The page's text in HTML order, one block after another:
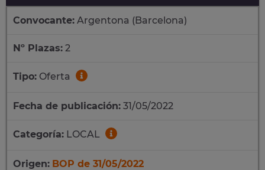
Convocante: Argentona (Barcelona)
Nº Plazas: 2
Tipo: Oferta
Fecha de publicación: 31/05/2022
Categoría: LOCAL
Origen: BOP de 31/05/2022